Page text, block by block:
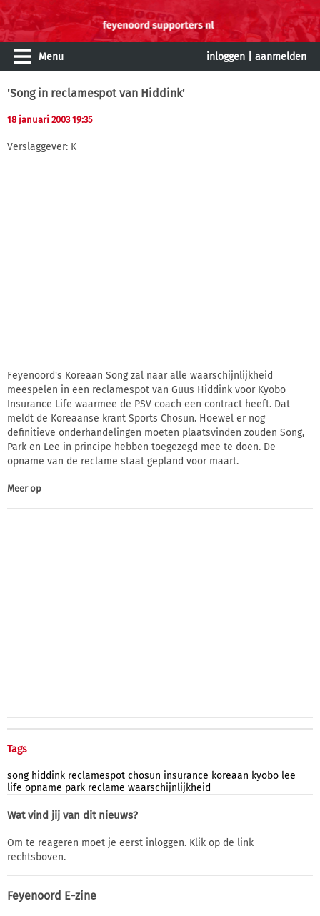
Menu inloggen aanmelden
'Song in reclamespot van Hiddink'
18 januari 2003 19:35
Verslaggever: K
Feyenoord's Koreaan Song zal naar alle waarschijnlijkheid
meespelen in een reclamespot van Guus Hiddink voor Kyobo
Insurance Life waarmee de PSV coach een contract heeft. Dat
meldt de Koreaanse krant Sports Chosun. Hoewel er nog
definitieve onderhandelingen moeten plaatsvinden zouden Song,
Park en Lee in principe hebben toegezegd mee te doen. De
opname van de reclame staat gepland voor maart.
Meer op
Tags
song hiddink reclamespot chosun insurance koreaan kyobo lee
life opname park reclame waarschijnlijkheid
Wat vind jij van dit nieuws?
Om te reageren moet je eerst inloggen. Klik op de link
rechtsboven.
Feyenoord E-zine